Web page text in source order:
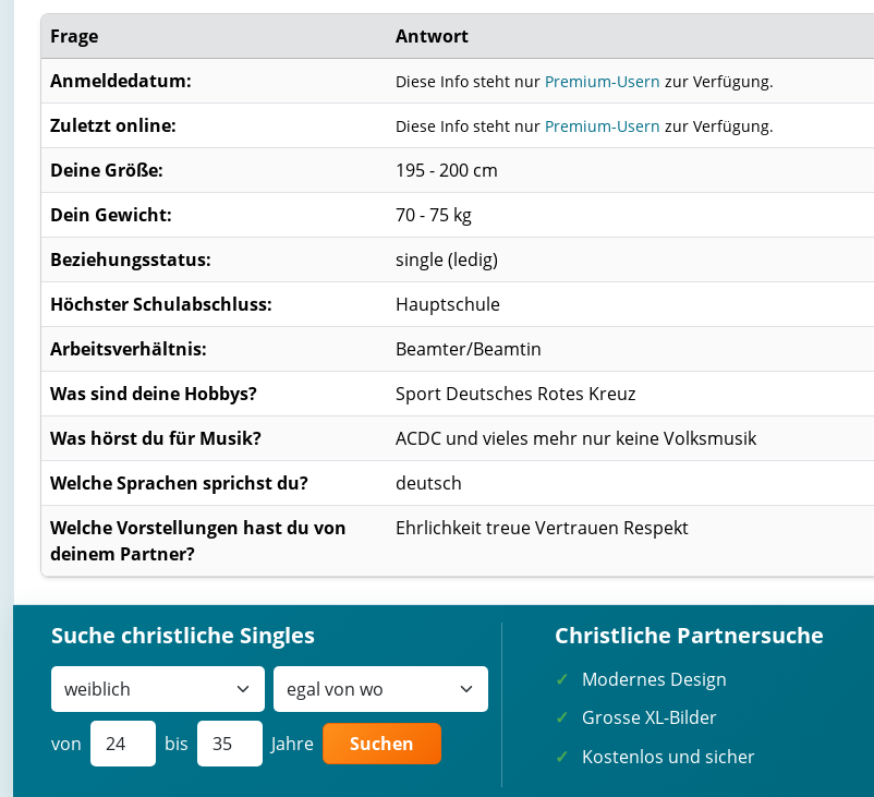
Frage
Antwort
Anmeldedatum:
Diese Info steht nur Premium-Usern zur Verfügung.
Zuletzt online: Diese Info steht nur Premium-Usern zur Verfügung.
Deine Größe:
195 - 200 cm
Dein Gewicht:
70 - 75 kg
Beziehungsstatus:
single (ledig)
Höchster Schulabschluss:
Hauptschule
Arbeitsverhältnis:
Beamter/Beamtin
Was sind deine Hobbys?
Sport Deutsches Rotes Kreuz
Was hörst du für Musik?
ACDC und vieles mehr nur keine Volksmusik
Welche Sprachen sprichst du?
deutsch
Welche Vorstellungen hast du von
deinem Partner?
Ehrlichkeit treue Vertrauen Respekt
Suche christliche Singles
von bis Jahre Suchen
Christliche Partnersuche
Modernes Design
Grosse XL-Bilder
Kostenlos und sicher